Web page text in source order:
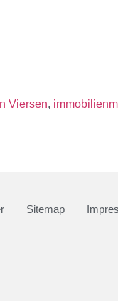
Viersen,
Sitemap